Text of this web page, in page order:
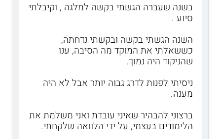
בשנה שעברה הגשתי בקשה למלגה , וקיבלתי
סיוע .
השנה הגשתי בקשה ובקשתי נדחתה,
כששאלתי את המוקד מה הסיבה, ענו
שהניקוד היה נמוך.
ניסיתי לפנות לדרג גבוה יותר אבל לא היה
מענה.
ברצוני להבהיר שאיני עובדת ואני משלמת את
הלימודים בעצמי, על ידי הלוואה שלקחתי.